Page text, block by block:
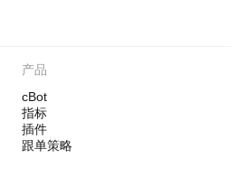
产品
cBot
指标
插件
跟单策略